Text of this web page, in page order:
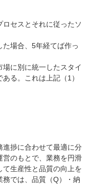
セスとそれに従ったソ
場合、5年経てば作っ
に別に統一したスタイ
る。これは上記（1）
捗に合わせて最適に分
のもとで、業務を円滑
生産性と品質の向上を
では、品質（Q）・納